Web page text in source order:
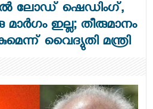
ലോഡ് ഷെഡിംഗ്,
ഇല്ല; തീരുമാനം
വൈദ്യുതി മന്ത്രി